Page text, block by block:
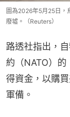
圖為2026年5月25日，
廢墟。（Reuters）
路透社指出，
約（NATO）
得資金，以購
軍備。